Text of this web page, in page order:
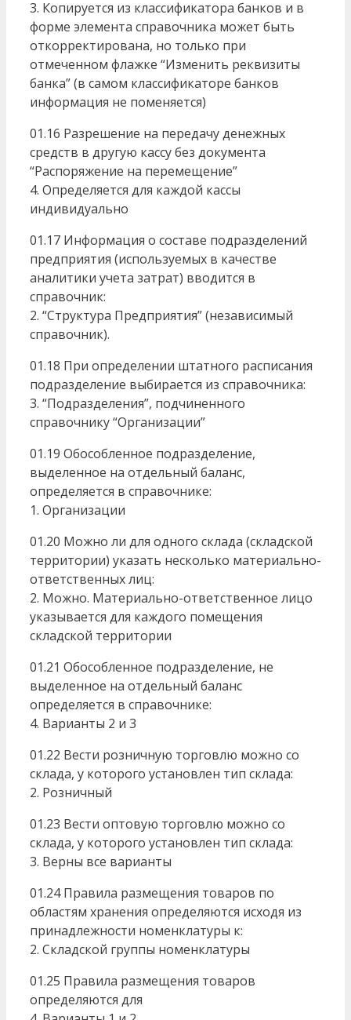
3. Копируется из классификатора банков и в
форме элемента справочника может быть
откорректирована, но только при
отмеченном флажке “Изменить реквизиты
банка” (в самом классификаторе банков
информация не поменяется)
01.16 Разрешение на передачу денежных
средств в другую кассу без документа
“Распоряжение на перемещение”
4. Определяется для каждой кассы
индивидуально
01.17 Информация о составе подразделений
предприятия (используемых в качестве
аналитики учета затрат) вводится в
справочник:
2. “Структура Предприятия” (независимый
справочник).
01.18 При определении штатного расписания
подразделение выбирается из справочника:
3. “Подразделения”, подчиненного
справочнику “Организации”
01.19 Обособленное подразделение,
выделенное на отдельный баланс,
определяется в справочнике:
1. Организации
01.20 Можно ли для одного склада (складской
территории) указать несколько материально-
ответственных лиц:
2. Можно. Материально-ответственное лицо
указывается для каждого помещения
складской территории
01.21 Обособленное подразделение, не
выделенное на отдельный баланс
определяется в справочнике:
4. Варианты 2 и 3
01.22 Вести розничную торговлю можно со
склада, у которого установлен тип склада:
2. Розничный
01.23 Вести оптовую торговлю можно со
склада, у которого установлен тип склада:
3. Верны все варианты
01.24 Правила размещения товаров по
областям хранения определяются исходя из
принадлежности номенклатуры к:
2. Складской группы номенклатуры
01.25 Правила размещения товаров
определяются для